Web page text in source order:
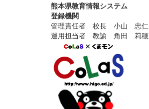
熊本県教育情報システム
登録機関
管理責任者 校長 小山 忠仁
運用担当者 教諭 角田 莉穂